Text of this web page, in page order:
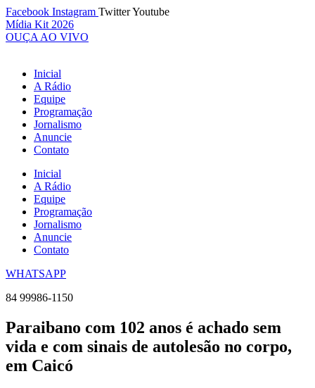
Ir
para
o
Facebook Instagram TwitterYoutube
Mídia Kit 2026
OUÇA AO VIVO
Inicial
A Rádio
Equipe
Programação
Jornalismo
Anuncie
Contato
Inicial
A Rádio
Equipe
Programação
Jornalismo
Anuncie
Contato
WHATSAPP
84 99986-1150
Paraibano com 102 anos é achado sem
vida e com sinais de autolesão no corpo,
em Caicó